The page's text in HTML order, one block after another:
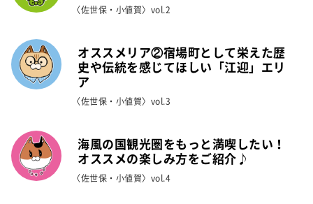
〈佐世保・小値賀〉vol.2
オススメリア②宿場町として栄えた歴
史や伝統を感じてほしい「江迎」エリ
ア
〈佐世保・小値賀〉vol.3
海風の国観光圏をもっと満喫したい！
オススメの楽しみ方をご紹介♪
〈佐世保・小値賀〉vol.4